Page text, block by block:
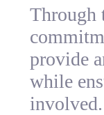
Through
provide
while
involved.